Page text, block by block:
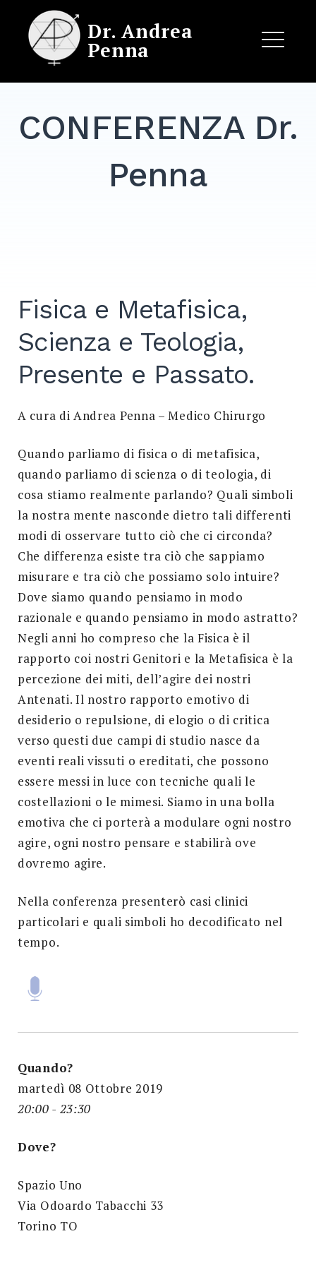
content
Dr. Andrea
Penna
EXPAND
Search
for:
CONFERENZA Dr.
Penna
Fisica e Metafisica,
Scienza e Teologia,
Presente e Passato.
A cura di Andrea Penna – Medico Chirurgo
Quando parliamo di fisica o di metafisica,
quando parliamo di scienza o di teologia, di
cosa stiamo realmente parlando? Quali simboli
la nostra mente nasconde dietro tali differenti
modi di osservare tutto ciò che ci circonda?
Che differenza esiste tra ciò che sappiamo
misurare e tra ciò che possiamo solo intuire?
Dove siamo quando pensiamo in modo
razionale e quando pensiamo in modo astratto?
Negli anni ho compreso che la Fisica è il
rapporto coi nostri Genitori e la Metafisica è la
percezione dei miti, dell’agire dei nostri
Antenati. Il nostro rapporto emotivo di
desiderio o repulsione, di elogio o di critica
verso questi due campi di studio nasce da
eventi reali vissuti o ereditati, che possono
essere messi in luce con tecniche quali le
costellazioni o le mimesi. Siamo in una bolla
emotiva che ci porterà a modulare ogni nostro
agire, ogni nostro pensare e stabilirà ove
dovremo agire.
Nella conferenza presenterò casi clinici
particolari e quali simboli ho decodificato nel
tempo.
Quando?
martedì 08 Ottobre 2019
20:00 - 23:30
Dove?
Spazio Uno
Via Odoardo Tabacchi 33
Torino TO